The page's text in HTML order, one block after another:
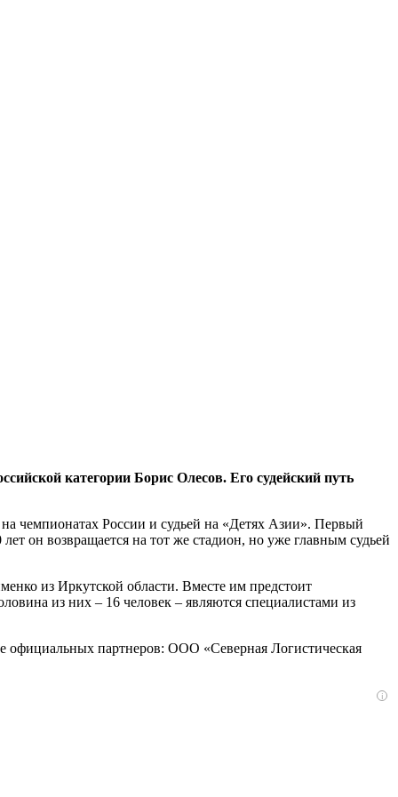
категории Борис Олесов. Его судейский путь
чемпионатах России и судьей на «Детях Азии». Первый
он возвращается на тот же стадион, но уже главным судьей
из Иркутской области. Вместе им предстоит
из них – 16 человек – являются специалистами из
официальных партнеров: ООО «Северная Логистическая
i